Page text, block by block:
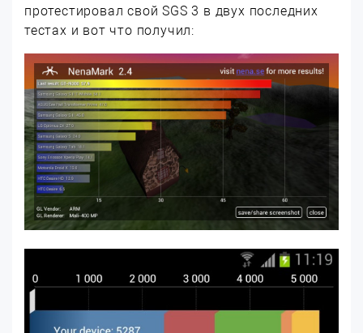
протестировал свой SGS 3 в двух последних
тестах и вот что получил: